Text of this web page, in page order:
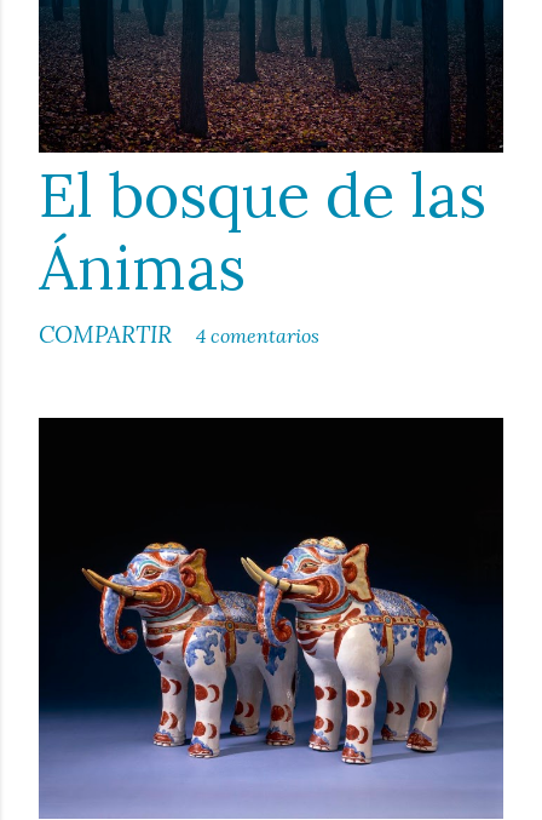
El bosque de las
Ánimas
COMPARTIR 4 comentarios